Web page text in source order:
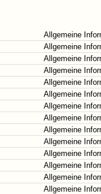
Allgemeine
Allgemeine
Allgemeine
Allgemeine
Allgemeine
Allgemeine
Allgemeine
Allgemeine
Allgemeine
Allgemeine
Allgemeine
Allgemeine
Allgemeine
Allgemeine